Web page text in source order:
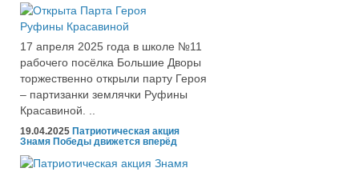
17 апреля 2025 года в школе №11
рабочего посёлка Большие Дворы
торжественно открыли парту Героя
– партизанки землячки Руфины
Красавиной. ..
19.04.2025 Патриотическая акция
Знамя Победы движется вперёд